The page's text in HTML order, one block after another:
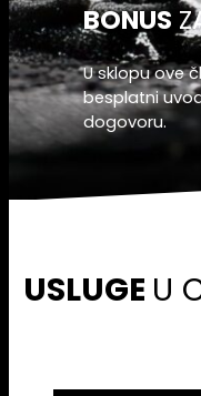
BONUS
U sklopu ove
besplatni
dogovoru.
USLUGE U